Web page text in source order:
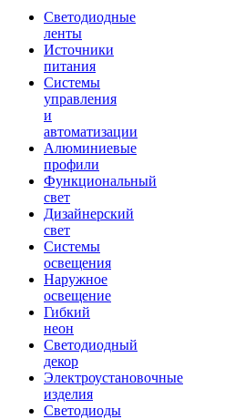
Светодиодные
ленты
Источники
питания
Системы
управления
и
автоматизации
Алюминиевые
профили
Функциональный
свет
Дизайнерский
свет
Системы
освещения
Наружное
освещение
Гибкий
неон
Светодиодный
декор
Электроустановочные
изделия
Светодиоды